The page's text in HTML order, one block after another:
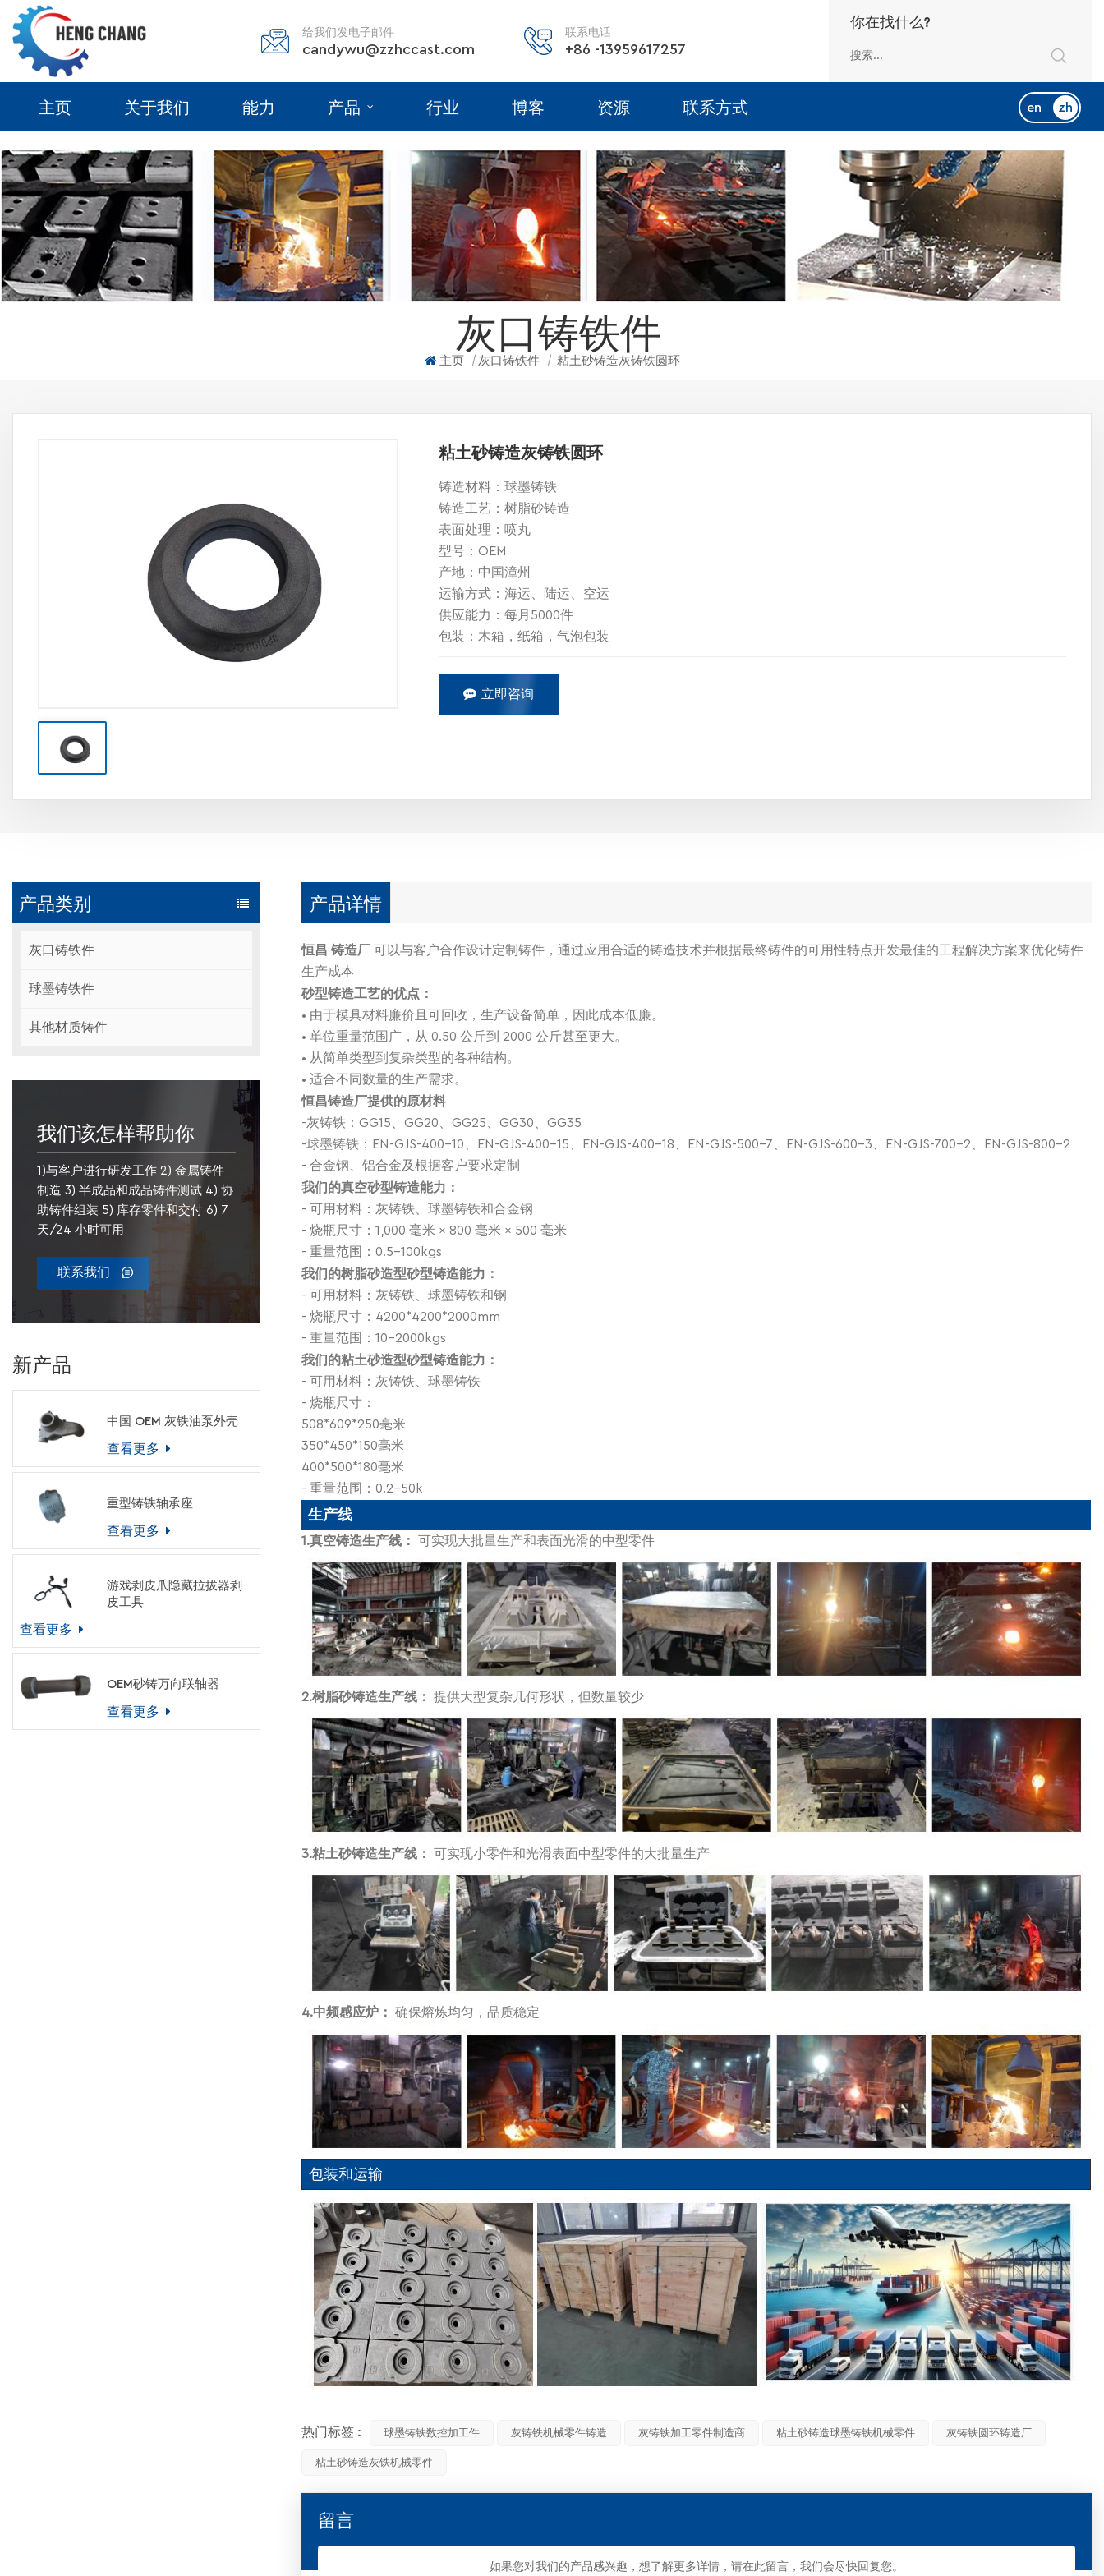
给我们发电子邮件
candywu@zzhccast.com
联系电话
+86 -13959617257
你在找什么?
主页 关于我们 能力 产品 行业 博客 资源 联系方式 en zh
灰口铸铁件
主页 | 灰口铸铁件 | 粘土砂铸造灰铸铁圆环
粘土砂铸造灰铸铁圆环
铸造材料：球墨铸铁
铸造工艺：树脂砂铸造
表面处理：喷丸
型号：OEM
产地：中国漳州
运输方式：海运、陆运、空运
供应能力：每月5000件
包装：木箱，纸箱，气泡包装
立即咨询
产品类别
灰口铸铁件
球墨铸铁件
其他材质铸件
我们该怎样帮助你
1)与客户进行研发工作 2) 金属铸件
制造 3) 半成品和成品铸件测试 4) 协
助铸件组装 5) 库存零件和交付 6) 7
天/24 小时可用
联系我们
新产品
中国 OEM 灰铁油泵外壳
查看更多
重型铸铁轴承座
查看更多
游戏剥皮爪隐藏拉拔器剥
皮工具
查看更多
OEM砂铸万向联轴器
查看更多
产品详情
恒昌 铸造厂
可以与客户合作设计定制铸件，通过应用合适的铸造技术并根据最终铸件的可用性特点开发最佳的工程解决方案来优化铸件
生产成本
砂型铸造工艺的优点：
• 由于模具材料廉价且可回收，生产设备简单，因此成本低廉。
• 单位重量范围广，从 0.50 公斤到 2000 公斤甚至更大。
• 从简单类型到复杂类型的各种结构。
• 适合不同数量的生产需求。
恒昌铸造厂提供的原材料
-灰铸铁：GG15、GG20、GG25、GG30、GG35
-球墨铸铁：EN-GJS-400-10、EN-GJS-400-15、EN-GJS-400-18、EN-GJS-500-7、EN-GJS-600-3、EN-GJS-700-2、EN-GJS-800-2
- 合金钢、铝合金及根据客户要求定制
我们的真空砂型铸造能力：
- 可用材料：灰铸铁、球墨铸铁和合金钢
- 烧瓶尺寸：1,000 毫米 × 800 毫米 × 500 毫米
- 重量范围：0.5-100kgs
我们的树脂砂造型砂型铸造能力：
- 可用材料：灰铸铁、球墨铸铁和钢
- 烧瓶尺寸：4200*4200*2000mm
- 重量范围：10-2000kgs
我们的粘土砂造型砂型铸造能力：
- 可用材料：灰铸铁、球墨铸铁
- 烧瓶尺寸：
508*609*250毫米
350*450*150毫米
400*500*180毫米
- 重量范围：0.2-50k
生产线
1.真空铸造生产线： 可实现大批量生产和表面光滑的中型零件
2.树脂砂铸造生产线： 提供大型复杂几何形状，但数量较少
3.粘土砂铸造生产线： 可实现小零件和光滑表面中型零件的大批量生产
4.中频感应炉：确保熔炼均匀，品质稳定
包装和运输
热门标签 : 球墨铸铁数控加工件 灰铸铁机械零件铸造 灰铸铁加工零件制造商 粘土砂铸造球墨铸铁机械零件 灰铸铁圆环铸造厂
粘土砂铸造灰铁机械零件
留言
如果您对我们的产品感兴趣，想了解更多详情，请在此留言，我们会尽快回复您。